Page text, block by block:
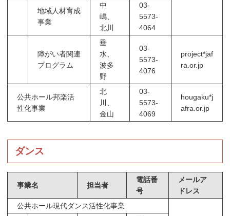
地域人材育成
事業
中
嶋、
北川
03-
5573-
4064
障がい者関連
プログラム
垂
水、
波多
野
03-
5573-
4076
project*jaf
ra.or.jp
公共ホール邦楽活
性化事業
北
川、
金山
03-
5573-
4069
hougaku*j
afra.or.jp
ダンス
事業名 担当者
電話番
号
メールア
ドレス
公共ホール現代ダンス活性化事業